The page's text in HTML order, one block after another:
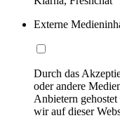
Externe
Durch das
oder andere
Anbietern
wir auf dieser